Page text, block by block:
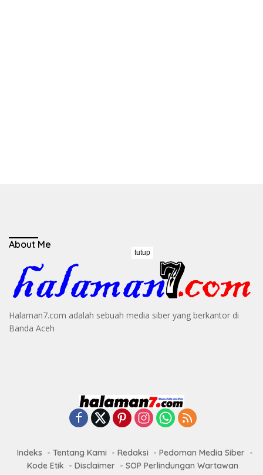
About Me
Halaman7.com adalah sebuah media siber yang berkantor di
Banda Aceh
Indeks Tentang Kami Redaksi
Pedoman Media Siber
Kode Etik
Disclaimer SOP Perlindungan Wartawan
tutup